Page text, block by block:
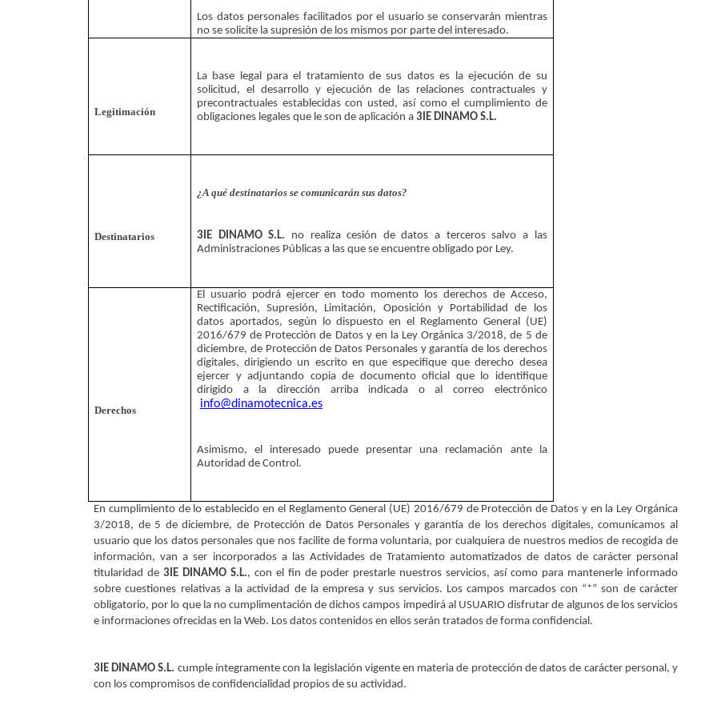
Los datos personales facilitados por el usuario se conservarán mientras
no se solicite la supresión de los mismos por parte del interesado.
Legitimación
La base legal para el tratamiento de sus datos es la ejecución de su
solicitud, el desarrollo y ejecución de las relaciones contractuales y
precontractuales establecidas con usted, así como el cumplimiento de
obligaciones legales que le son de aplicación a 3IE DINAMO S.L.
Destinatarios
¿A qué destinatarios se comunicarán sus datos?
3IE DINAMO S.L. no realiza cesión de datos a terceros salvo a las
Administraciones Públicas a las que se encuentre obligado por Ley.
Derechos
El usuario podrá ejercer en todo momento los derechos de Acceso,
Rectificación, Supresión, Limitación, Oposición y Portabilidad de los
datos aportados, según lo dispuesto en el Reglamento General (UE)
2016/679 de Protección de Datos y en la Ley Orgánica 3/2018, de 5 de
diciembre, de Protección de Datos Personales y garantía de los derechos
digitales, dirigiendo un escrito en que especifique que derecho desea
ejercer y adjuntando copia de documento oficial que lo identifique
dirigido a la dirección arriba indicada o al correo electrónico
info@dinamotecnica.es
Asimismo, el interesado puede presentar una reclamación ante la
Autoridad de Control.
En cumplimiento de lo establecido en el Reglamento General (UE) 2016/679 de Protección de Datos y en la Ley Orgánica
3/2018, de 5 de diciembre, de Protección de Datos Personales y garantía de los derechos digitales, comunicamos al
usuario que los datos personales que nos facilite de forma voluntaria, por cualquiera de nuestros medios de recogida de
información, van a ser incorporados a las Actividades de Tratamiento automatizados de datos de carácter personal
titularidad de 3IE DINAMO S.L., con el fin de poder prestarle nuestros servicios, así como para mantenerle informado
sobre cuestiones relativas a la actividad de la empresa y sus servicios. Los campos marcados con “*” son de carácter
obligatorio, por lo que la no cumplimentación de dichos campos impedirá al USUARIO disfrutar de algunos de los servicios
e informaciones ofrecidas en la Web. Los datos contenidos en ellos serán tratados de forma confidencial.
3IE DINAMO S.L. cumple íntegramente con la legislación vigente en materia de protección de datos de carácter personal, y
con los compromisos de confidencialidad propios de su actividad.